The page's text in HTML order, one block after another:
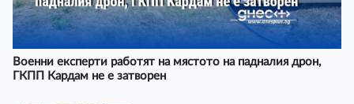
Военни експерти работят на мястото на падналия дрон,
ГКПП Кардам не е затворен